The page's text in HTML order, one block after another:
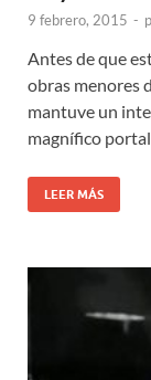
9 febrero, 2015 -
Antes de que
obras menores
mantuve un
magnífico
LEER MÁS